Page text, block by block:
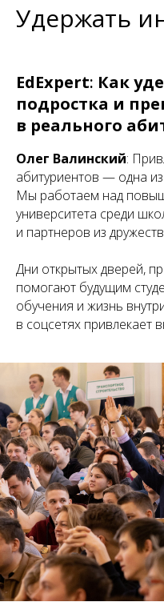
Удержать
EdExpert: Как
подростка и
в реального
Олег Валинский:
абитуриентов — одна
Мы работаем над
университета среди
и партнеров из
Дни открытых дверей,
помогают будущим
обучения и жизнь
в соцсетях привлекает